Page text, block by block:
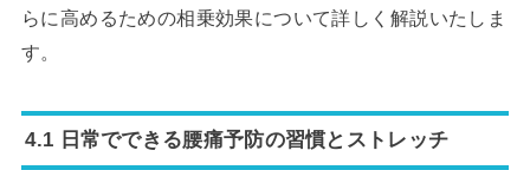
らに高めるための相乗効果について詳しく解説いたしま
す。
4.1 日常でできる腰痛予防の習慣とストレッチ